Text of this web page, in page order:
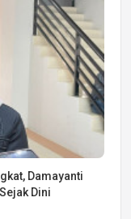
Damayanti
Dini